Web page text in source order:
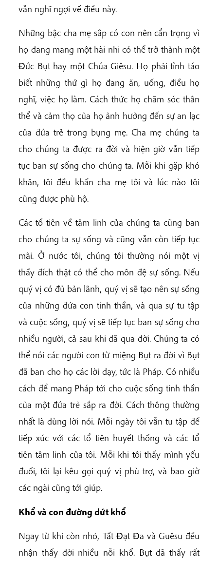
vẫn nghĩ ngợi về điều này.
Những bậc cha mẹ sắp có con nên cẩn trọng vì
họ đang mang một hài nhi có thể trở thành một
Ðức Bụt hay một Chúa Giêsu. Họ phải tỉnh táo
biết những thứ gì họ đang ăn, uống, điều họ
nghĩ, việc họ làm. Cách thức họ chăm sóc thân
thể và cảm thọ của họ ảnh hưởng đến sự an lạc
của đứa trẻ trong bụng mẹ. Cha mẹ chúng ta
cho chúng ta được ra đời và hiện giờ vẫn tiếp
tục ban sự sống cho chúng ta. Mỗi khi gặp khó
khăn, tôi đều khấn cha mẹ tôi và lúc nào tôi
cũng được phù hộ.
Các tổ tiên về tâm linh của chúng ta cũng ban
cho chúng ta sự sống và cũng vẫn còn tiếp tục
mãi. Ở nước tôi, chúng tôi thường nói một vị
thầy đích thật có thể cho môn đệ sự sống. Nếu
quý vị có đủ bản lãnh, quý vị sẽ tạo nên sự sống
của những đứa con tinh thần, và qua sự tu tập
và cuộc sống, quý vị sẽ tiếp tục ban sự sống cho
nhiều người, cả sau khi đã qua đời. Chúng ta có
thể nói các người con từ miệng Bụt ra đời vì Bụt
đã ban cho họ các lời dạy, tức là Pháp. Có nhiều
cách để mang Pháp tới cho cuộc sống tinh thần
của một đứa trẻ sắp ra đời. Cách thông thường
nhất là dùng lời nói. Mỗi ngày tôi vẫn tu tập để
tiếp xúc với các tổ tiên huyết thống và các tổ
tiên tâm linh của tôi. Mỗi khi tôi thấy mình yếu
đuối, tôi lại kêu gọi quý vị phù trợ, và bao giờ
các ngài cũng tới giúp.
Khổ và con đường dứt khổ
Ngay từ khi còn nhỏ, Tất Ðạt Ða và Guêsu đều
nhận thấy đời nhiều nỗi khổ. Bụt đã thấy rất